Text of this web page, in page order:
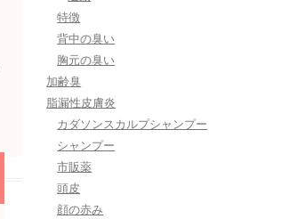
特徴
背中の臭い
胸元の臭い
加齢臭
脂漏性皮膚炎
カダソンスカルプシャンプー
シャンプー
市販薬
頭皮
顔の赤み